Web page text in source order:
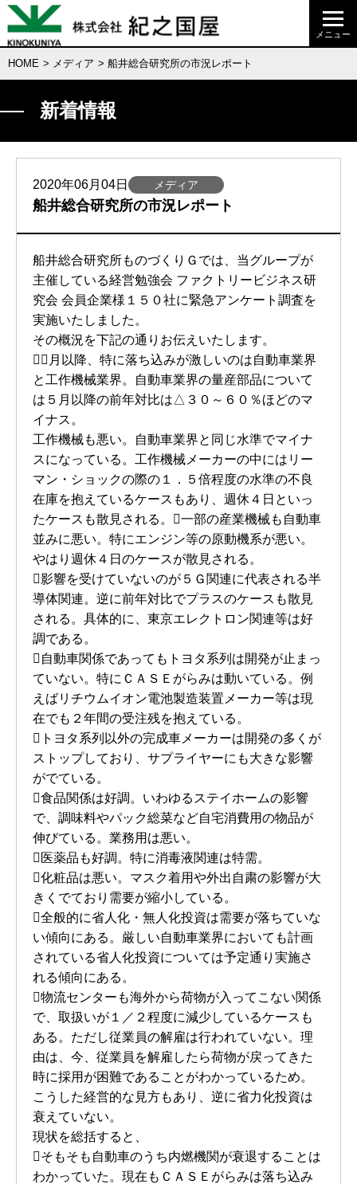
HOME > メディア > 船井総合研究所の市況レポート
新着情報
2020年06月04日 メディア
船井総合研究所の市況レポート
船井総合研究所ものづくりＧでは、当グループが
主催している経営勉強会 ファクトリービジネス研
究会 会員企業様１５０社に緊急アンケート調査を
実施いたしました。
その概況を下記の通りお伝えいたします。
５月以降、特に落ち込みが激しいのは自動車業界
と工作機械業界。自動車業界の量産部品について
は５月以降の前年対比は△３０～６０％ほどのマ
イナス。
工作機械も悪い。自動車業界と同じ水準でマイナ
スになっている。工作機械メーカーの中にはリー
マン・ショックの際の１．５倍程度の水準の不良
在庫を抱えているケースもあり、週休４日といっ
たケースも散見される。一部の産業機械も自動車
並みに悪い。特にエンジン等の原動機系が悪い。
やはり週休４日のケースが散見される。
影響を受けていないのが５Ｇ関連に代表される半
導体関連。逆に前年対比でプラスのケースも散見
される。具体的に、東京エレクトロン関連等は好
調である。
自動車関係であってもトヨタ系列は開発が止まっ
ていない。特にＣＡＳＥがらみは動いている。例
えばリチウムイオン電池製造装置メーカー等は現
在でも２年間の受注残を抱えている。
トヨタ系列以外の完成車メーカーは開発の多くが
ストップしており、サプライヤーにも大きな影響
がでている。
食品関係は好調。いわゆるステイホームの影響
で、調味料やパック総菜など自宅消費用の物品が
伸びている。業務用は悪い。
医薬品も好調。特に消毒液関連は特需。
化粧品は悪い。マスク着用や外出自粛の影響が大
きくでており需要が縮小している。
全般的に省人化・無人化投資は需要が落ちていな
い傾向にある。厳しい自動車業界においても計画
されている省人化投資については予定通り実施さ
れる傾向にある。
物流センターも海外から荷物が入ってこない関係
で、取扱いが１／２程度に減少しているケースも
ある。ただし従業員の解雇は行われていない。理
由は、今、従業員を解雇したら荷物が戻ってきた
時に採用が困難であることがわかっているため。
こうした経営的な見方もあり、逆に省力化投資は
衰えていない。
現状を総括すると、
そもそも自動車のうち内燃機関が衰退することは
わかっていた。現在もＣＡＳＥがらみは落ち込み